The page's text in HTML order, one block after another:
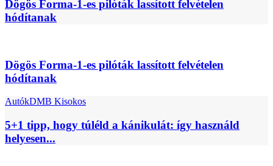
Dögös Forma-1-es pilóták lassított felvételen
hódítanak
Dögös Forma-1-es pilóták lassított felvételen
hódítanak
AutókDMB Kisokos
5+1 tipp, hogy túléld a kánikulát: így használd
helyesen...